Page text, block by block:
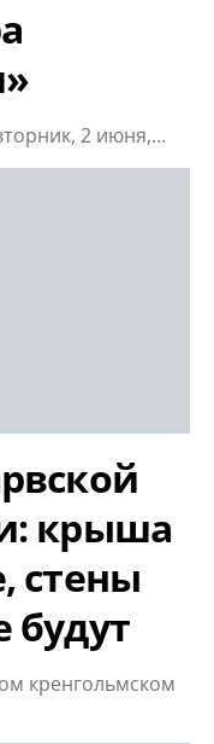
2 июня,…
крыша
стены
будут
кренгольмском